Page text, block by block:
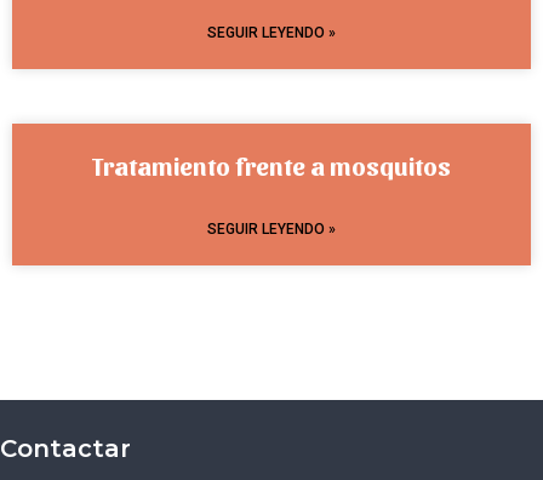
SEGUIR LEYENDO »
Tratamiento frente a mosquitos
SEGUIR LEYENDO »
Contactar